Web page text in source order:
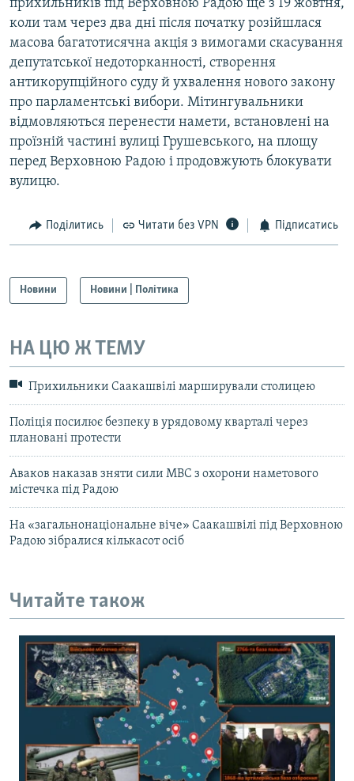
прихильників під Верховною Радою ще з 19 жовтня,
коли там через два дні після початку розійшлася
масова багатотисячна акція з вимогами скасування
депутатської недоторканності, створення
антикорупційного суду й ухвалення нового закону
про парламентські вибори. Мітингувальники
відмовляються перенести намети, встановлені на
проїзній частині вулиці Грушевського, на площу
перед Верховною Радою і продовжують блокувати
вулицю.
Поділитись Читати без VPN Підписатись
Новини Новини | Політика
НА ЦЮ Ж ТЕМУ
Прихильники Саакашвілі марширували столицею
Поліція посилює безпеку в урядовому кварталі через
плановані протести
Аваков наказав зняти сили МВС з охорони наметового
містечка під Радою
На «загальнонаціональне віче» Саакашвілі під Верховною
Радою зібралися кількасот осіб
Читайте також